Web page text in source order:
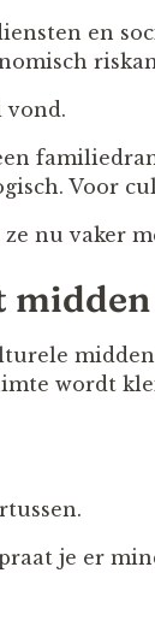
en
vond.
Voor
nu vaker
midden
wordt
je er